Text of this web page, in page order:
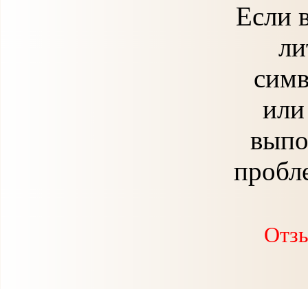
Если